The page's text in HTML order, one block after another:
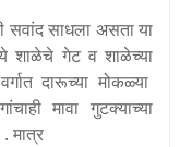
सवांद साधला असता या
शाळेचे गेट व शाळेच्या
दारूच्या मोकळ्या
मावा गुटक्याच्या
मात्र